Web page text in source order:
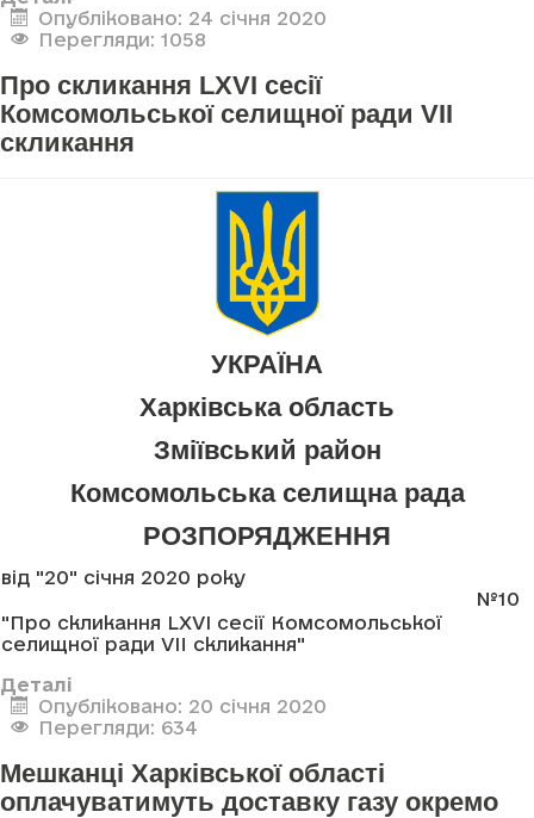
Опубліковано: 24 січня 2020
Перегляди: 1058
Про скликання LXVI сесії
Комсомольської селищної ради VII
скликання
УКРАЇНА
Харківська область
Зміївський район
Комсомольська селищна рада
РОЗПОРЯДЖЕННЯ
від "20" січня 2020 року
№10
"Про скликання LXVI сесії Комсомольської
селищної ради VII скликання"
Деталі
Опубліковано: 20 січня 2020
Перегляди: 634
Мешканці Харківської області
оплачуватимуть доставку газу окремо